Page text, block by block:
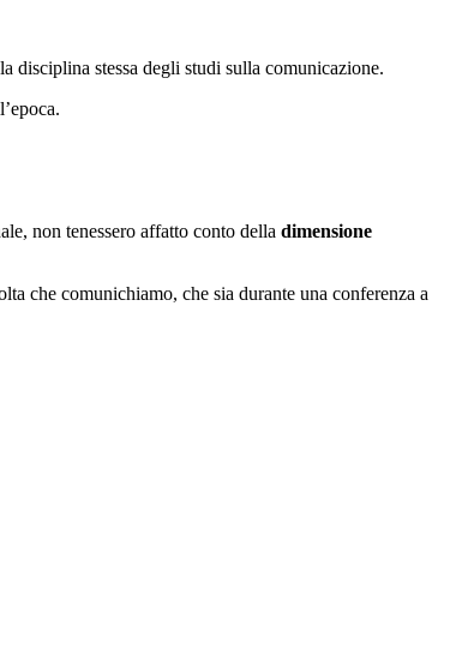
disciplina stessa degli studi sulla comunicazione.
non tenessero affatto conto della dimensione
che comunichiamo, che sia durante una conferenza a